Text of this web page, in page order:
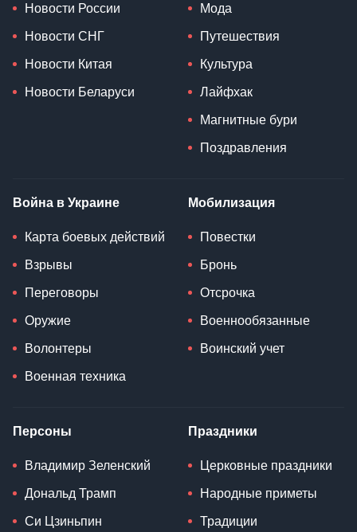
Новости России
Новости СНГ
Новости Китая
Новости Беларуси
Мода
Путешествия
Культура
Лайфхак
Магнитные бури
Поздравления
Война в Украине
Карта боевых действий
Взрывы
Переговоры
Оружие
Волонтеры
Военная техника
Мобилизация
Повестки
Бронь
Отсрочка
Военнообязанные
Воинский учет
Персоны
Владимир Зеленский
Дональд Трамп
Си Цзиньпин
Праздники
Церковные праздники
Народные приметы
Традиции